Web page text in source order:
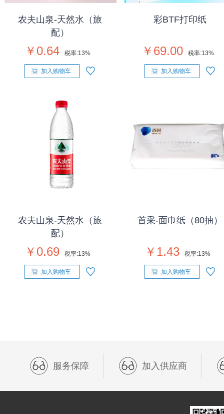
农夫山泉-天然水（旅
配）
￥0.64 税率:13%
加入购物车
彩BTF打印纸
￥69.00 税率:13%
加入购物车
农夫山泉-天然水（旅
配）
￥0.69 税率:13%
加入购物车
首采-面巾纸（80抽）
￥1.43 税率:13%
加入购物车
服务保障 加入供应商